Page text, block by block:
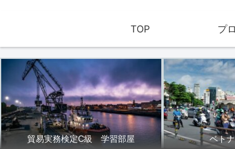
TOP プ
貿易実務検定C級 学習部屋 ベト